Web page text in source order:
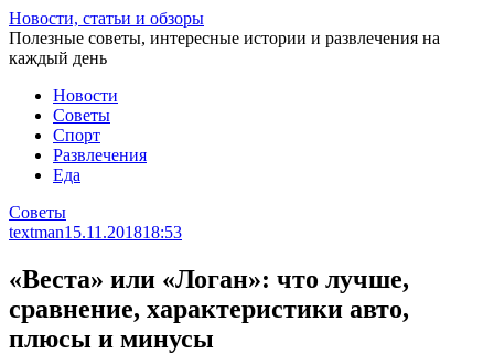
Перейти
к
статье
Новости, статьи и обзоры
Полезные советы, интересные истории и развлечения на
каждый день
Новости
Советы
Спорт
Развлечения
Еда
Советы
textman15.11.201818:53
«Веста» или «Логан»: что лучше,
сравнение, характеристики авто,
плюсы и минусы